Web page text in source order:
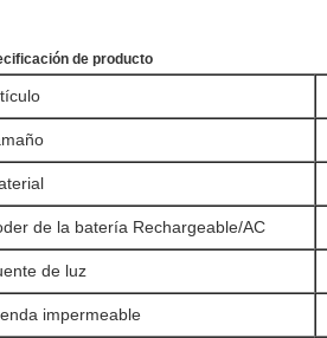
de producto
de la batería Rechargeable/AC
de luz
impermeable